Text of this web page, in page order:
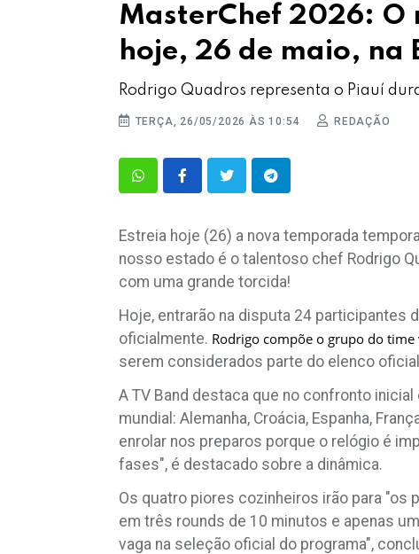
MasterChef 2026:
hoje, 26 de maio, na
Rodrigo Quadros representa o Piauí
TERÇA, 26/05/2026 ÀS 10:54 REDAÇÃO
Estreia hoje (26) a nova temporada
nosso estado é o talentoso chef Rodrigo
com uma grande torcida!
Hoje, entrarão na disputa 24 participantes
oficialmente. Rodrigo compõe o grupo do time
serem considerados parte do elenco
A TV Band destaca que no confronto
mundial: Alemanha, Croácia, Espanha,
enrolar nos preparos porque o relógio é
fases", é destacado sobre a dinâmica.
Os quatro piores cozinheiros irão para "os
em três rounds de 10 minutos e apenas
vaga na seleção oficial do programa",